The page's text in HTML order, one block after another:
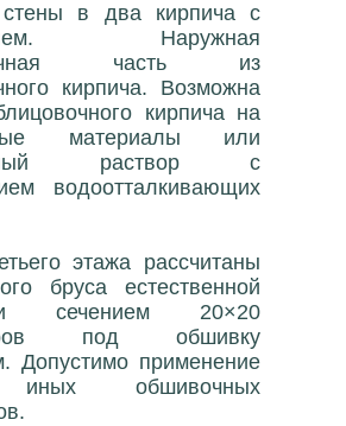
в два кирпича с
Наружная
часть из
кирпича. Возможна
кирпича на
материалы или
раствор с
водоотталкивающих
этажа рассчитаны
бруса естественной
сечением 20×20
под обшивку
Допустимо применение
обшивочных